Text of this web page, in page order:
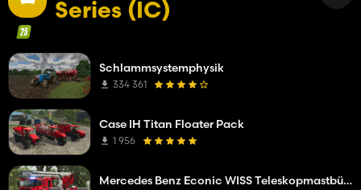
Series (IC)
Schlammsystemphysik
334 361
Case IH Titan Floater Pack
1 956
Mercedes Benz Econic WISS Teleskopmastbühne